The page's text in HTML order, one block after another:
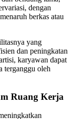
dengan
berkas atau
yang
dan peningkatan
karyawan dapat
terganggu oleh
Ruang Kerja